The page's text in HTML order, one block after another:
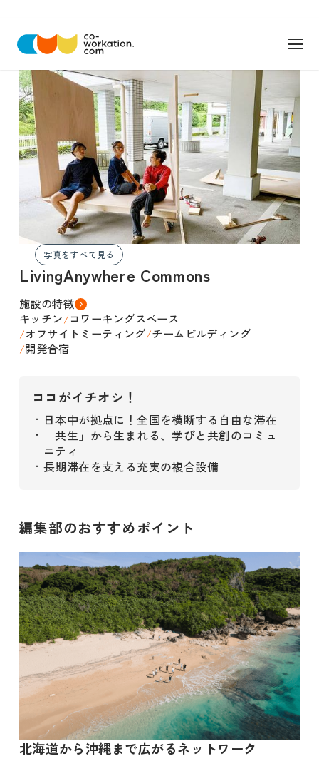
写真をすべて見る
LivingAnywhere Commons
施設の特徴
キッチン/コワーキングスペース
/オフサイトミーティング/チームビルディング
/開発合宿
ココがイチオシ！
・ 日本中が拠点に！全国を横断する自由な滞在
・
「共生」から生まれる、学びと共創のコミュ
ニティ
・ 長期滞在を支える充実の複合設備
編集部のおすすめポイント
北海道から沖縄まで広がるネットワーク